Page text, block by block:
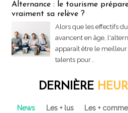
Alternance : le tourisme
vraiment sa relève ?
Alors que les effectifs
avancent en âge,
apparaît être le
talents pour...
DERNIÈRE
News Les + lus Les +